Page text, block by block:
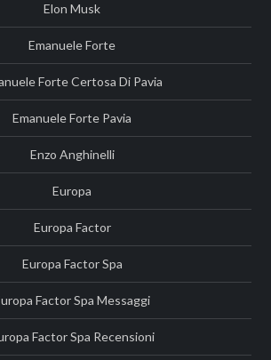
Elon Musk
Emanuele Forte
Forte Certosa Di Pavia
Emanuele Forte Pavia
Enzo Anghinelli
Europa
Europa Factor
Europa Factor Spa
Factor Spa Messaggi
Factor Spa Recensioni